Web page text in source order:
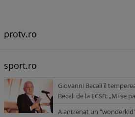
protv.ro
sport.ro
Giovanni Becali îl
Becali de la FCSB: „Mi se
A antrenat un